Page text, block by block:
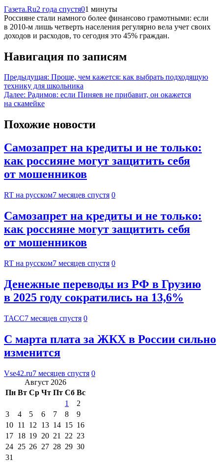
Газета.Ru2 года спустя01 минуты
Россияне стали намного более финансово грамотными: если
в 2010-м лишь четверть населения регулярно вела учет своих
доходов и расходов, то сегодня это 45% граждан.
Навигация по записям
Предыдущая: Проще, чем кажется: как выбрать подходящую
технику для школьника
Далее: Радимов: если Пиняев не прибавит, он окажется
на скамейке
Похожие новости
Самозапрет на кредиты и не только:
как россияне могут защитить себя
от мошенников
RT на русском7 месяцев спустя 0
Самозапрет на кредиты и не только:
как россияне могут защитить себя
от мошенников
RT на русском7 месяцев спустя 0
Денежные переводы из РФ в Грузию
в 2025 году сократились на 13,6%
ТАСС7 месяцев спустя 0
С марта плата за ЖКХ в России сильно
изменится
Vse42.ru7 месяцев спустя 0
Август 2026
Пн Вт Ср Чт Пт Сб Вс
1
2
3
4 5 6 7 8
9
10 11 12 13 14 15 16
17 18 19 20 21 22 23
24 25 26 27 28 29 30
31